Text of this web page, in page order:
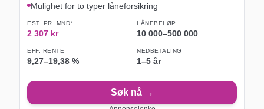
Mulighet for to typer låneforsikring
EST. PR. MND*
2 307 kr
LÅNEBELØP
10 000–500 000
EFF. RENTE
9,27–19,38 %
NEDBETALING
1–5 år
Søk nå →